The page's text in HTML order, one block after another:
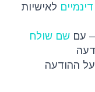
לאישיות
– עם שם שולח
ההודעה